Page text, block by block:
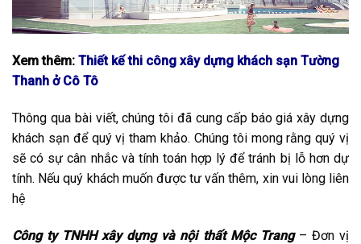
Xem thêm: Thiết kế thi công xây dựng khách sạn Tường
Thanh ở Cô Tô
Thông qua bài viết, chúng tôi đã cung cấp báo giá xây dựng
khách sạn để quý vị tham khảo. Chúng tôi mong rằng quý vị
sẽ có sự cân nhắc và tính toán hợp lý để tránh bị lỗ hơn dự
tính. Nếu quý khách muốn được tư vấn thêm, xin vui lòng liên
hệ
Công ty TNHH xây dựng và nội thất Mộc Trang– Đơn vị